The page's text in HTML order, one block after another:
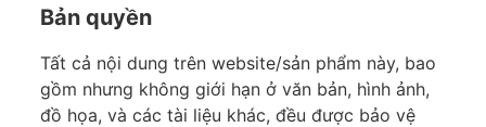
Bản quyền
Tất cả nội dung trên website/sản phẩm này, bao
gồm nhưng không giới hạn ở văn bản, hình ảnh,
đồ họa, và các tài liệu khác, đều được bảo vệ